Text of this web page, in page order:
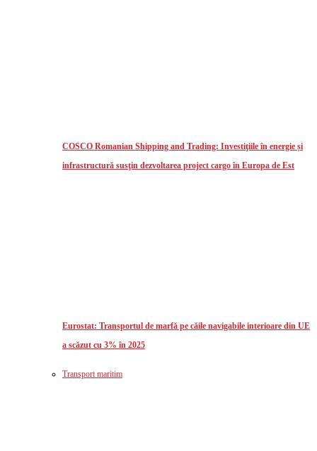
COSCO Romanian Shipping and Trading: Investiţiile în energie și
infrastructură susţin dezvoltarea project cargo în Europa de Est
Eurostat: Transportul de marfă pe căile navigabile interioare din UE
a scăzut cu 3% în 2025
Transport maritim